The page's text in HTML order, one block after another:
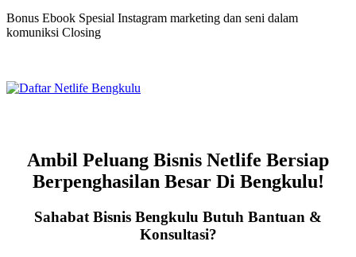
Bonus Ebook Spesial Instagram marketing dan seni dalam
komuniksi Closing
Ambil Peluang Bisnis Netlife Bersiap
Berpenghasilan Besar Di Bengkulu!
Sahabat Bisnis Bengkulu Butuh Bantuan &
Konsultasi?